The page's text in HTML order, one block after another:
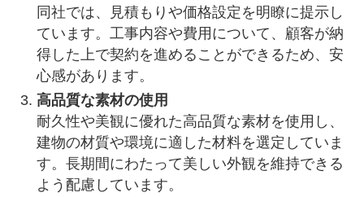
同社では、見積もりや価格設定を明瞭に提示し
ています。工事内容や費用について、顧客が納
得した上で契約を進めることができるため、安
心感があります。
高品質な素材の使用
耐久性や美観に優れた高品質な素材を使用し、
建物の材質や環境に適した材料を選定していま
す。長期間にわたって美しい外観を維持できる
よう配慮しています。